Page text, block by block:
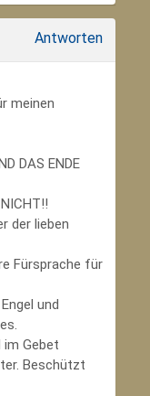
Antworten
meinen
DAS ENDE
der lieben
Fürsprache für
und
im Gebet
Beschützt